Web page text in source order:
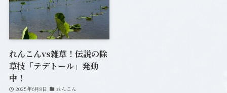
れんこんvs雑草！伝説の除
草技「テデトール」発動
中！
2025年6月8日 れんこん